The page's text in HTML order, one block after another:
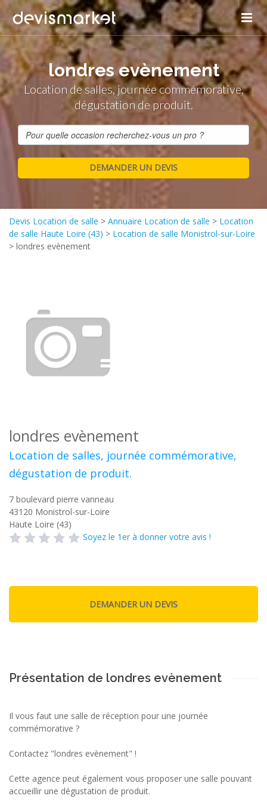
londres evènement
Location de salles, journée commémorative,
dégustation de produit.
Devis Location de salle > Annuaire Location de salle > Location
de salle Haute Loire (43) > Location de salle Monistrol-sur-Loire
> londres evènement
londres evènement
Location de salles, journée commémorative,
dégustation de produit.
7 boulevard pierre vanneau
43120 Monistrol-sur-Loire
Haute Loire (43)
Soyez le 1er à donner votre avis !
Présentation de londres evènement
Il vous faut une salle de réception pour une journée
commémorative ?
Contactez "londres evènement" !
Cette agence peut également vous proposer une salle pouvant
accueillir une dégustation de produit.